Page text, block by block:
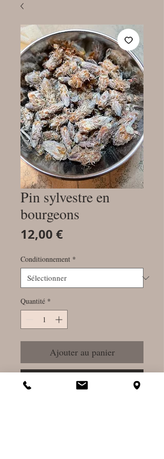
Pin sylvestre en
bourgeons
12,00 €Prix
Conditionnement *
Quantité *
Ajouter au panier
Commander et payer